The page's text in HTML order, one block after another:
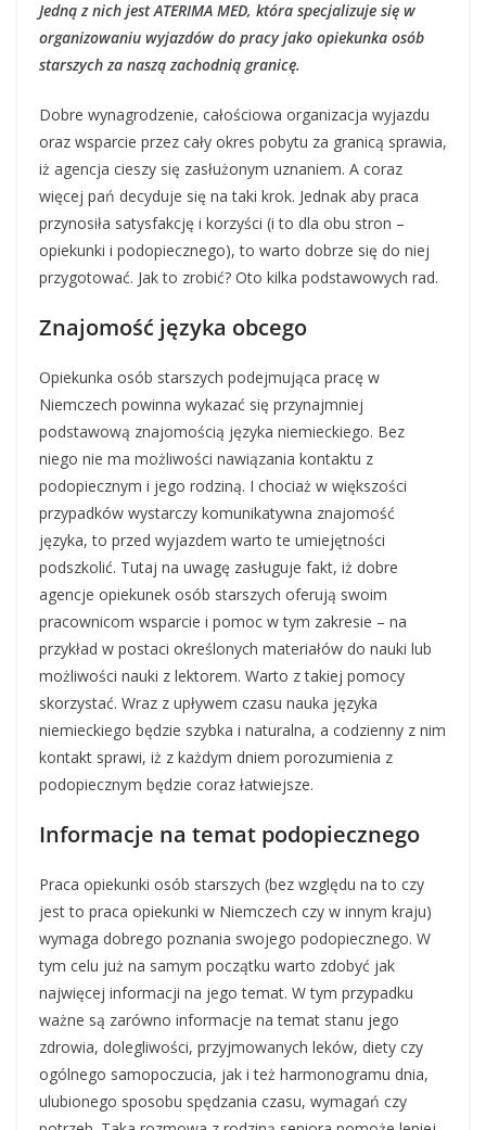
Jedną z nich jest ATERIMA MED, która specjalizuje się w
organizowaniu wyjazdów do pracy jako opiekunka osób
starszych za naszą zachodnią granicę.
Dobre wynagrodzenie, całościowa organizacja wyjazdu
oraz wsparcie przez cały okres pobytu za granicą sprawia,
iż agencja cieszy się zasłużonym uznaniem. A coraz
więcej pań decyduje się na taki krok. Jednak aby praca
przynosiła satysfakcję i korzyści (i to dla obu stron –
opiekunki i podopiecznego), to warto dobrze się do niej
przygotować. Jak to zrobić? Oto kilka podstawowych rad.
Znajomość języka obcego
Opiekunka osób starszych podejmująca pracę w
Niemczech powinna wykazać się przynajmniej
podstawową znajomością języka niemieckiego. Bez
niego nie ma możliwości nawiązania kontaktu z
podopiecznym i jego rodziną. I chociaż w większości
przypadków wystarczy komunikatywna znajomość
języka, to przed wyjazdem warto te umiejętności
podszkolić. Tutaj na uwagę zasługuje fakt, iż dobre
agencje opiekunek osób starszych oferują swoim
pracownicom wsparcie i pomoc w tym zakresie – na
przykład w postaci określonych materiałów do nauki lub
możliwości nauki z lektorem. Warto z takiej pomocy
skorzystać. Wraz z upływem czasu nauka języka
niemieckiego będzie szybka i naturalna, a codzienny z nim
kontakt sprawi, iż z każdym dniem porozumienia z
podopiecznym będzie coraz łatwiejsze.
Informacje na temat podopiecznego
Praca opiekunki osób starszych (bez względu na to czy
jest to praca opiekunki w Niemczech czy w innym kraju)
wymaga dobrego poznania swojego podopiecznego. W
tym celu już na samym początku warto zdobyć jak
najwięcej informacji na jego temat. W tym przypadku
ważne są zarówno informacje na temat stanu jego
zdrowia, dolegliwości, przyjmowanych leków, diety czy
ogólnego samopoczucia, jak i też harmonogramu dnia,
ulubionego sposobu spędzania czasu, wymagań czy